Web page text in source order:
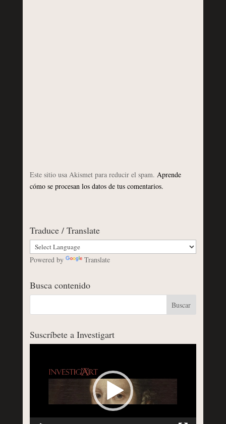
Este sitio usa Akismet para reducir el spam. Aprende
cómo se procesan los datos de tus comentarios.
Traduce / Translate
Powered by Translate
Busca contenido
Suscríbete a Investigart